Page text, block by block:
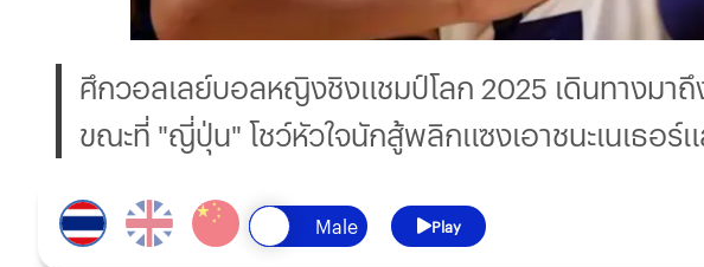
ศึกวอลเลย์บอลหญิงชิงแชมป์โลก 2025 เดินทางมา
ขณะที่ "ญี่ปุ่น" โชว์หัวใจนักสู้พลิกแซงเอาชนะเนเธอร์
Play